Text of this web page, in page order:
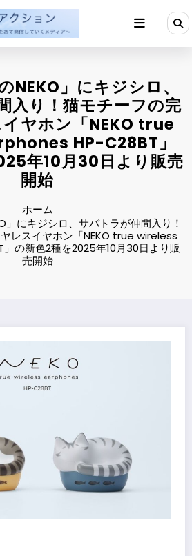
NEKO」にキジシロ、
入り！猫モチーフの完
ヤホン「NEKO true
HP-C28BT」
年10月30日より販売
開始
ホーム
」にキジシロ、サバトラが仲間入り！
レスイヤホン「NEKO true wireless
の新色2種を2025年10月30日より販
売開始